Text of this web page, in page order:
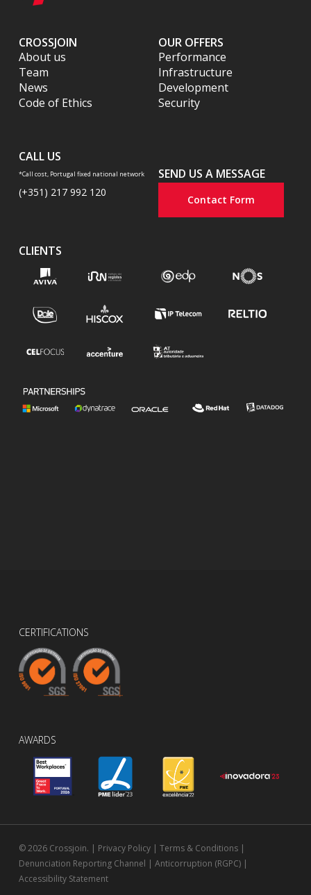
CROSSJOIN
About us
Team
News
Code of Ethics
CALL US
*Call cost, Portugal fixed national network
(+351) 217 992 120
OUR OFFERS
Performance
Infrastructure
Development
Security
SEND US A MESSAGE
Contact Form
CLIENTS
CERTIFICATIONS
AWARDS
© 2026 Crossjoin. | Privacy Policy| Terms & Conditions|
Denunciation Reporting Channel | Anticorruption (RGPC)|
Accessibility Statement